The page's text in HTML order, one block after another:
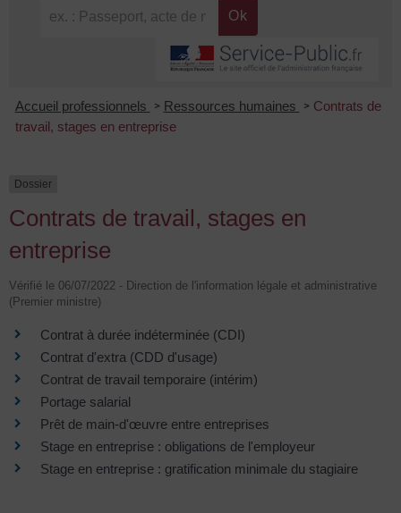
Accueil professionnels > Ressources humaines > Contrats de
travail, stages en entreprise
Dossier
Contrats de travail, stages en
entreprise
Vérifié le 06/07/2022 - Direction de l'information légale et administrative
(Premier ministre)
Contrat à durée indéterminée (CDI)
Contrat d'extra (CDD d'usage)
Contrat de travail temporaire (intérim)
Portage salarial
Prêt de main-d'œuvre entre entreprises
Stage en entreprise : obligations de l'employeur
Stage en entreprise : gratification minimale du stagiaire